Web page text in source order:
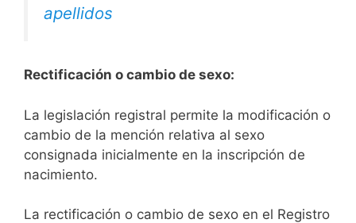
apellidos
Rectificación o cambio de sexo:
La legislación registral permite la modificación o
cambio de la mención relativa al sexo
consignada inicialmente en la inscripción de
nacimiento.
La rectificación o cambio de sexo en el Registro